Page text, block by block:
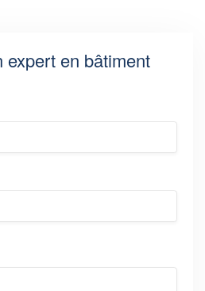
expert en bâtiment